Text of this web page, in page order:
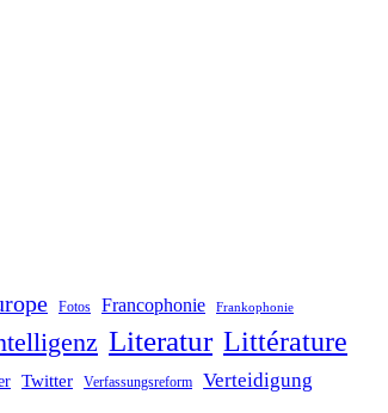
Fotos Francophonie Frankophonie
Literatur Littérature
Twitter Verfassungsreform Verteidigung